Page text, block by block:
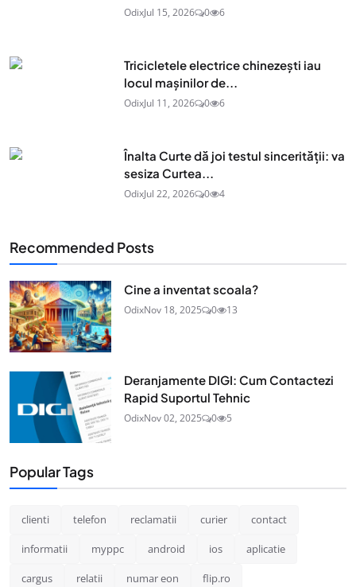
OdixJul 15, 2026 0 6
Tricicletele electrice chinezești iau
locul mașinilor de...
OdixJul 11, 2026 0 6
Înalta Curte dă joi testul sincerității: va
sesiza Curtea...
OdixJul 22, 2026 0 4
Recommended Posts
Cine a inventat scoala?
OdixNov 18, 2025 0 13
Deranjamente DIGI: Cum Contactezi
Rapid Suportul Tehnic
OdixNov 02, 2025 0 5
Popular Tags
clienti telefon reclamatii curier contact
informatii myppc android ios aplicatie
cargus relatii numar eon flip.ro